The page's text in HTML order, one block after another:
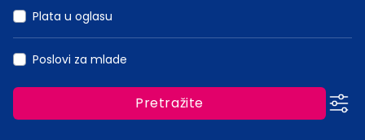
Plata u oglasu
Poslovi za mlade
Pretražite